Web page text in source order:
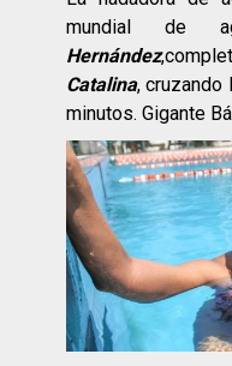
mundial de
Hernández
Catalina, cruzando
minutos. Gigante